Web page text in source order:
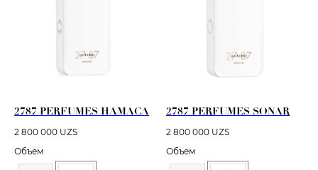
2787 PERFUMES HAMACA
2 800 000 UZS
Объем
2787 PERFUMES SONAR
2 800 000 UZS
Объем